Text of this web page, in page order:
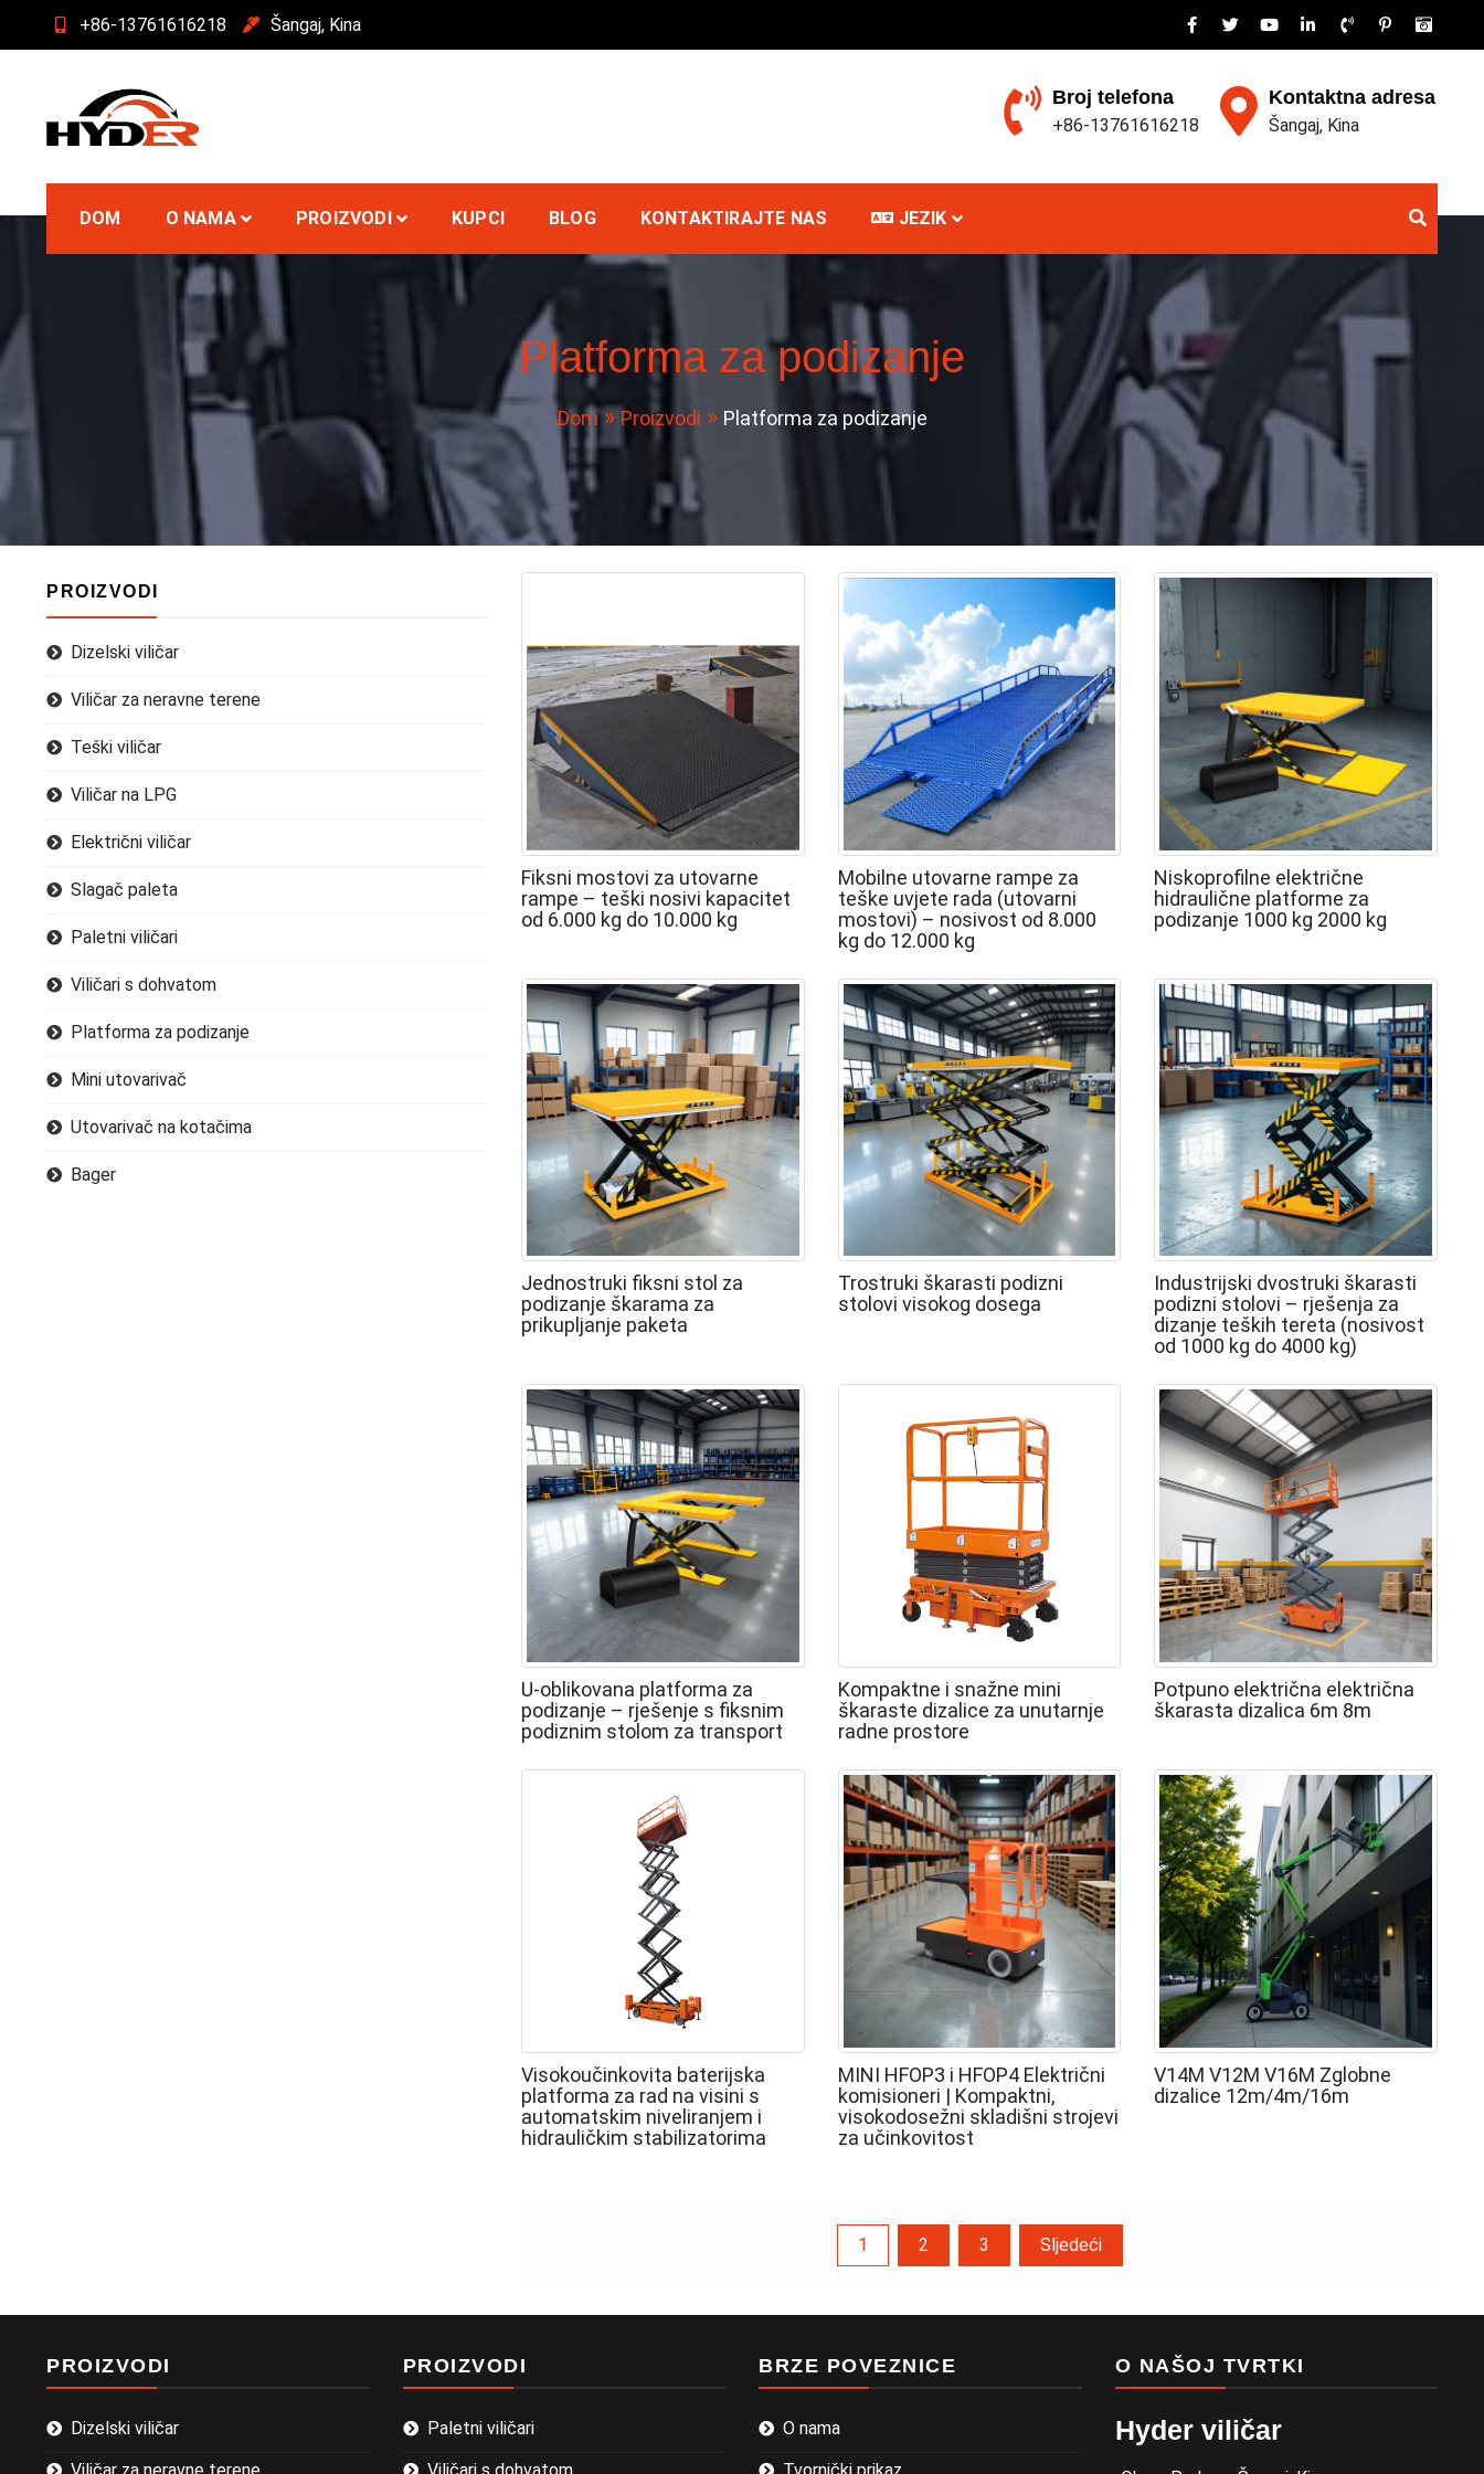
Preskoči
+86-13761616218 Šangaj, Kina
Hyder viličar
Broj telefona
+86-13761616218
Kontaktna adresa
Šangaj, Kina
DOM O NAMA PROIZVODI KUPCI BLOG KONTAKTIRAJTE NAS JEZIK
Platforma za podizanje
Dom Proizvodi Platforma za podizanje
PROIZVODI
Dizelski viličar
Viličar za neravne terene
Teški viličar
Viličar na LPG
Električni viličar
Slagač paleta
Paletni viličari
Viličari s dohvatom
Platforma za podizanje
Mini utovarivač
Utovarivač na kotačima
Bager
Fiksni mostovi za utovarne
rampe – teški nosivi kapacitet
od 6.000 kg do 10.000 kg
Mobilne utovarne rampe za
teške uvjete rada (utovarni
mostovi) – nosivost od 8.000
kg do 12.000 kg
Niskoprofilne električne
hidraulične platforme za
podizanje 1000 kg 2000 kg
Jednostruki fiksni stol za
podizanje škarama za
prikupljanje paketa
Trostruki škarasti podizni
stolovi visokog dosega
Industrijski dvostruki škarasti
podizni stolovi – rješenja za
dizanje teških tereta (nosivost
od 1000 kg do 4000 kg)
U-oblikovana platforma za
podizanje – rješenje s fiksnim
podiznim stolom za transport
Kompaktne i snažne mini
škaraste dizalice za unutarnje
radne prostore
Potpuno električna električna
škarasta dizalica 6m 8m
Visokoučinkovita baterijska
platforma za rad na visini s
automatskim niveliranjem i
hidrauličkim stabilizatorima
MINI HFOP3 i HFOP4 Električni
komisioneri | Kompaktni,
visokodosežni skladišni strojevi
za učinkovitost
V14M V12M V16M Zglobne
dizalice 12m/4m/16m
objava
1 2 3 Sljedeći
PROIZVODI
Dizelski viličar
Viličar za neravne terene
PROIZVODI
Paletni viličari
Viličari s dohvatom
BRZE POVEZNICE
O nama
Tvornički prikaz
O NAŠOJ TVRTKI
Hyder viličar